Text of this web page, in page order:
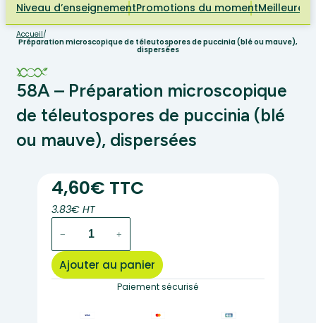
Niveau d’enseignementPromotions du momentMeilleures
Accueil/
Préparation microscopique de téleutospores de puccinia (blé ou mauve),
dispersées
58A – Préparation microscopique
de téleutospores de puccinia (blé
ou mauve), dispersées
4,60€ TTC
3.83€ HT
58A
–
− +
Ajouter au panier
Paiement sécurisé